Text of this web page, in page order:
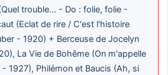
trouble... - Do : folie, folie -
(Eclat de rire / C'est l'histoire
- 1920) + Berceuse de Jocelyn
La Vie de Bohême (On m'appelle
1927), Philémon et Baucis (Ah, si